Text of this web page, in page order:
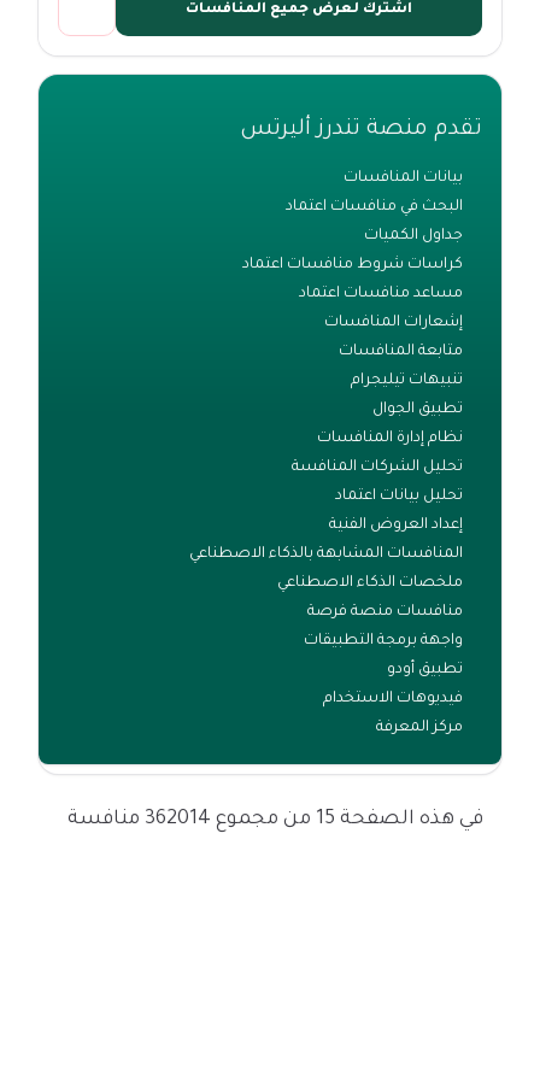
اشترك لعرض جميع المنافسات
تقدم منصة تندرز أليرتس
بيانات المنافسات
البحث في منافسات اعتماد
جداول الكميات
كراسات شروط منافسات اعتماد
مساعد منافسات اعتماد
إشعارات المنافسات
متابعة المنافسات
تنبيهات تيليجرام
تطبيق الجوال
نظام إدارة المنافسات
تحليل الشركات المنافسة
تحليل بيانات اعتماد
إعداد العروض الفنية
المنافسات المشابهة بالذكاء الاصطناعي
ملخصات الذكاء الاصطناعي
منافسات منصة فرصة
واجهة برمجة التطبيقات
تطبيق أودو
فيديوهات الاستخدام
مركز المعرفة
في هذه الصفحة 15 من مجموع 362014 منافسة